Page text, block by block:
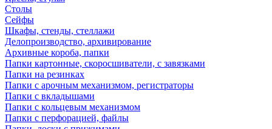
Столы
Сейфы
Шкафы, стенды, стеллажи
Делопроизводство, архивирование
Архивные короба, папки
Папки картонные, скоросшиватели, с завязками
Папки на резинках
Папки с арочным механизмом, регистраторы
Папки с вкладышами
Папки с кольцевым механизмом
Папки с перфорацией, файлы